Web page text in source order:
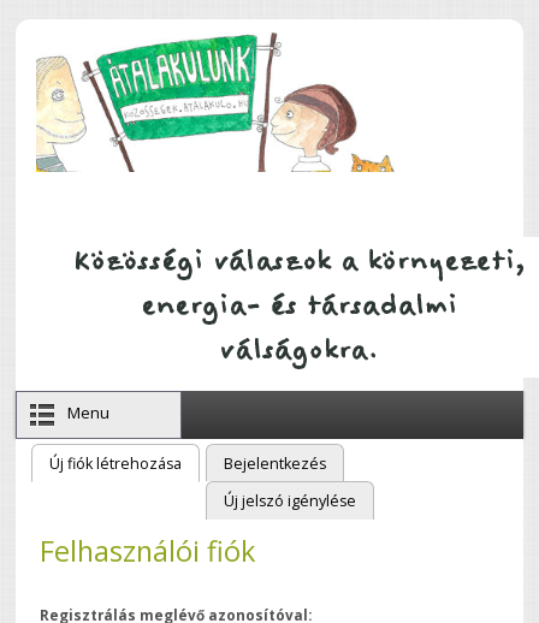
Menu
Elsődleges fülek
Új fiók létrehozása (aktív fül)Bejelentkezés
Új jelszó igénylése
Felhasználói fiók
Regisztrálás meglévő azonosítóval: